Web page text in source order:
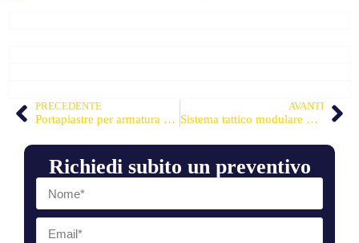
Richiedi subito un preventivo
PRECEDENTE
Portapiastre per armatura regolabile
AVANTI
Sistema tattico modulare per il torace